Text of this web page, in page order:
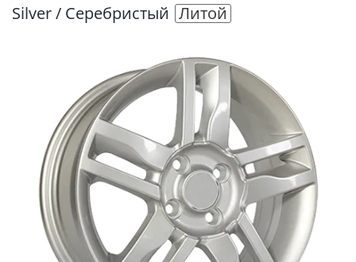
Silver / Серебристый Литой